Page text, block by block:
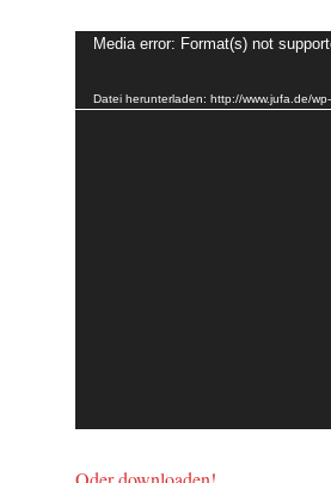
Video-
Media error: Format(s) not
Datei herunterladen: http://www.jufa.de/